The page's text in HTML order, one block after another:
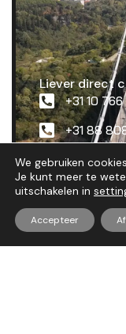
Liever direct
+31 10
+31 88
Naam
We gebruiken
Je kunt meer te
uitschakelen in
Accepteer